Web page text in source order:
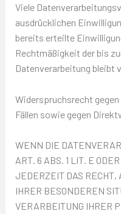
Viele
ausdrücklichen
bereits erteilte
Rechtmäßigkeit der bis
Datenverarbeitung bleibt
Widerspruchsrecht
Fällen sowie gegen
WENN DIE
ART. 6 ABS. 1 LIT. E
JEDERZEIT DAS RECHT,
IHRER BESONDEREN
VERARBEITUNG IHRER